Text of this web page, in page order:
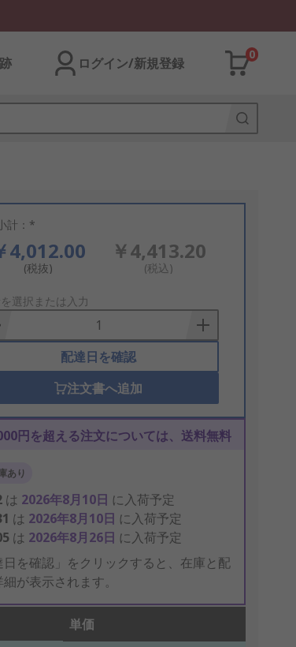
ログイン/新規登録
0
計：*
4,012.00
(税抜)
￥4,413.20
(税込)
選択または入力
配達日を確認
注文書へ追加
円を超える注文については、送料無料
あり
は 2026年8月10日 に入荷予定
は 2026年8月10日 に入荷予定
は 2026年8月26日 に入荷予定
日を確認」をクリックすると、在庫と配
が表示されます。
単価